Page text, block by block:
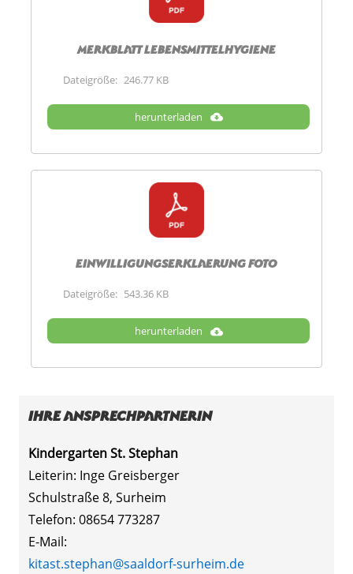
Merkblatt Lebensmittelhygiene
Dateigröße: 246.77 KB
herunterladen
Einwilligungserklaerung Foto
Dateigröße: 543.36 KB
herunterladen
Ihre Ansprechpartnerin
Kindergarten St. Stephan
Leiterin: Inge Greisberger
Schulstraße 8, Surheim
Telefon: 08654 773287
E-Mail:
kitast.stephan@saaldorf-surheim.de